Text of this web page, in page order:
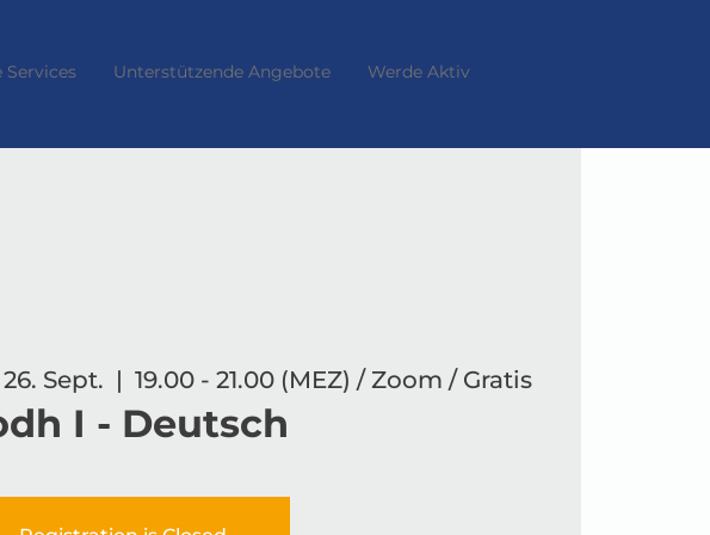
Services Unterstützende Angebote Werde Aktiv
26. Sept.
  |
19.00 - 21.00 (MEZ) / Zoom / Gratis
I - Deutsch